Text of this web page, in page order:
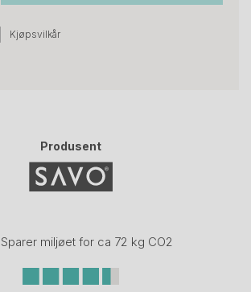
Kjøpsvilkår
Produsent
Sparer miljøet for ca 72 kg CO2